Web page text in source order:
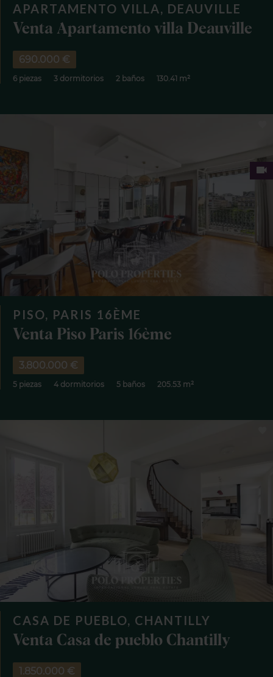
APARTAMENTO VILLA, DEAUVILLE
Venta Apartamento villa Deauville
690.000 €
6 piezas 3 dormitorios 2 baños 130.41 m²
PISO, PARIS 16ÈME
Venta Piso Paris 16ème
3.800.000 €
5 piezas 4 dormitorios 5 baños 205.53 m²
CASA DE PUEBLO, CHANTILLY
Venta Casa de pueblo Chantilly
1.850.000 €